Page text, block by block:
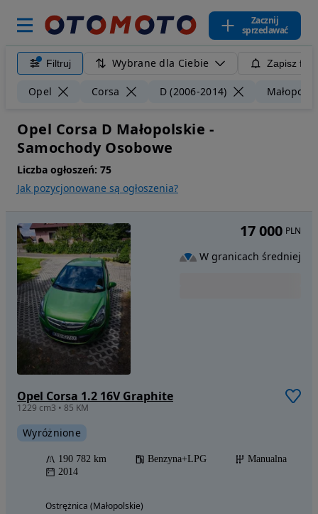
Zacznij
sprzedawać
Filtruj Wybrane dla Ciebie Zapisz
Opel Corsa D (2006-2014)
Opel Corsa D Małopolskie -
Samochody Osobowe
Liczba ogłoszeń: 75
Jak pozycjonowane są ogłoszenia?
Opel Corsa 1.2 16V Graphite
1229 cm3 • 85 KM
Wyróżnione
190 782 km Benzyna+LPG
Manualna
2014
Ostrężnica (Małopolskie)
17 000 PLN
W granicach średniej